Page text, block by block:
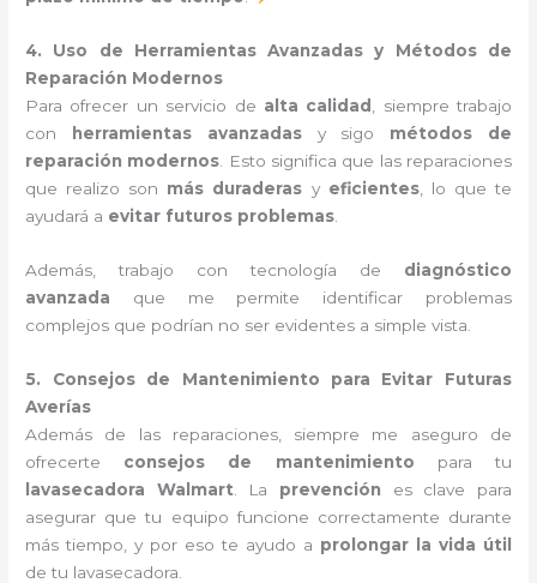
4. Uso de Herramientas Avanzadas y Métodos de
Reparación Modernos
Para ofrecer un servicio de alta calidad
, siempre trabajo
con
herramientas avanzadasy sigo métodos de
reparación modernos . Esto significa que las reparaciones
que realizo son más duraderas y eficientes, lo que te
ayudará a evitar futuros problemas
Además, trabajo con tecnología de diagnóstico
avanzada que me permite identificar problemas
complejos que podrían no ser evidentes a simple vista.
5. Consejos de Mantenimiento para Evitar Futuras
Averías
Además de las reparaciones, siempre me aseguro de
ofrecerte consejos de mantenimiento para tu
lavasecadora Walmart . La prevención es clave para
asegurar que tu equipo funcione correctamente durante
más tiempo, y por eso te ayudo a prolongar la vida útil
de tu lavasecadora.